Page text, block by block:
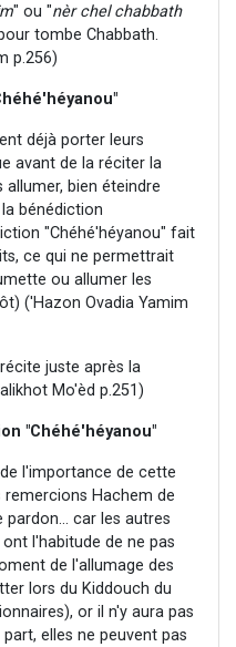
" ou "nèr chel chabbath
tombe Chabbath.
p.256)
déjà porter leurs
avant de la réciter la
bien éteindre
bénédiction
"Chéhé'héyanou" fait
ce qui ne permettrait
ou allumer les
('Hazon Ovadia Yamim
juste après la
Mo'èd p.251)
"Chéhé'héyanou"
l'importance de cette
Hachem de
car les autres
l'habitude de ne pas
de l'allumage des
lors du Kiddouch du
or il n'y aura pas
elles ne peuvent pas